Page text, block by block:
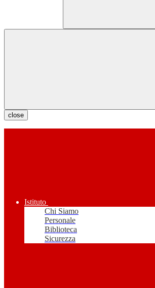
close
Istituto
Chi Siamo
Personale
Biblioteca
Sicurezza